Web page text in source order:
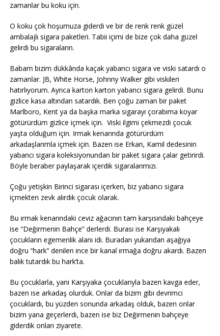
zamanlar bu koku için.
O koku çok hoşumuza giderdi ve bir de renk renk güzel
ambalajlı sigara paketleri. Tabii içimi de bize çok daha güzel
gelirdi bu sigaraların.
Babam bizim dükkânda kaçak yabancı sigara ve viski satardı o
zamanlar. JB, White Horse, Johnny Walker gibi viskileri
hatırlıyorum. Ayrıca karton karton yabancı sigara gelirdi. Bunu
gizlice kasa altından satardık. Ben çoğu zaman bir paket
Marlboro, Kent ya da başka marka sigarayı çorabıma koyar
götürürdüm gizlice içmek için. Viski ilgimi çekmezdi çocuk
yaşta olduğum için. Irmak kenarında götürürdüm
arkadaşlarımla içmek için. Bazen ise Erkan, Kamil dedesinin
yabancı sigara koleksiyonundan bir paket sigara çalar getirirdi.
Böyle beraber paylaşarak içerdik sigaralarımızı.
Çoğu yetişkin Birinci sigarası içerken, biz yabancı sigara
içmekten zevk alırdık çocuk olarak.
Bu ırmak kenarındaki ceviz ağacının tam karşısındaki bahçeye
ise “Değirmenin Bahçe” derlerdi. Burası ise Karşıyakalı
çocukların egemenlik alanı idi. Buradan yukarıdan aşağıya
doğru “hark” denilen ince bir kanal ırmağa doğru akardı. Bazen
balık tutardık bu hark’ta.
Bu çocuklarla, yani Karşıyaka çocuklarıyla bazen kavga eder,
bazen ise arkadaş olurduk. Onlar da bizim gibi devrimci
çocuklardı, bu yüzden sonunda arkadaş olduk, bazen onlar
bizim yana geçerlerdi, bazen ise biz Değirmenin bahçeye
giderdik onları ziyarete.